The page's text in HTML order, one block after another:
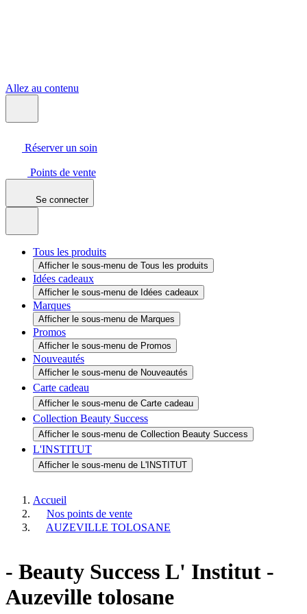
Allez au contenu
Points de vente
Se connecter
Tous les produits
Afficher le sous-menu de Tous les produits
Idées cadeaux
Afficher le sous-menu de Idées cadeaux
Marques
Afficher le sous-menu de Marques
Promos
Afficher le sous-menu de Promos
Nouveautés
Afficher le sous-menu de Nouveautés
Carte cadeau
Afficher le sous-menu de Carte cadeau
Afficher le sous-menu de Collection Beauty Success
L'INSTITUT
Afficher le sous-menu de L'INSTITUT
Accueil
Nos points de vente
AUZEVILLE TOLOSANE